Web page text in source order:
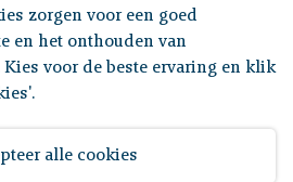
zorgen voor een goed
en het onthouden van
voor de beste ervaring en klik
alle cookies